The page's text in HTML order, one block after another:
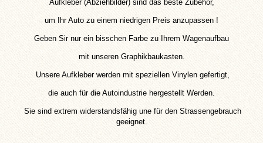
Aufkleber (Abziehbilder) sind das beste Zubehör,
um Ihr Auto zu einem niedrigen Preis anzupassen !
Geben Sir nur ein bisschen Farbe zu Ihrem Wagenaufbau
mit unseren Graphikbaukasten.
Unsere Aufkleber werden mit speziellen Vinylen gefertigt,
die auch für die Autoindustrie hergestellt Werden.
Sie sind extrem widerstandsfähig une für den Strassengebrauch
geeignet.